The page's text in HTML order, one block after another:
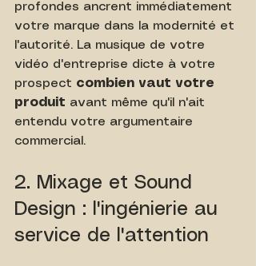
profondes ancrent immédiatement
votre marque dans la modernité et
l'autorité. La musique de votre
vidéo d'entreprise dicte à votre
prospect combien vaut votre
produit avant même qu'il n'ait
entendu votre argumentaire
commercial.
2. Mixage et Sound
Design : l'ingénierie au
service de l'attention